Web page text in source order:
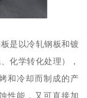
是以冷轧钢板和镀
化学转化处理），
和冷却而制成的产
性能，又可直接加